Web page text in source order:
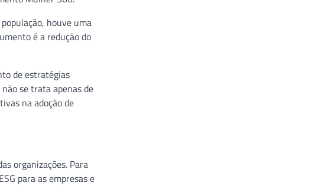
houve uma
é a redução do
de estratégias
se trata apenas de
na adoção de
organizações. Para
para as empresas e